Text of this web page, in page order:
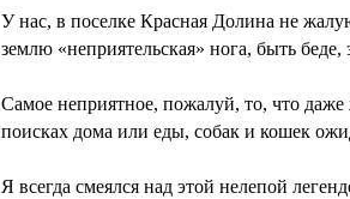
У нас, в поселке Красная Долина не
землю «неприятельская» нога, быть
Самое неприятное, пожалуй, то, что
поисках дома или еды, собак и кошек
Я всегда смеялся над этой нелепой